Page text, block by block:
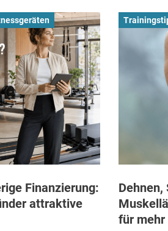
Finanzierung:
attraktive
für